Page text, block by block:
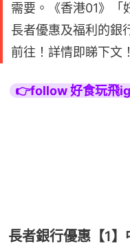
需要。《香港01》「
長者優惠及福利的銀
前往！詳情即睇下文！
👉follow 好食玩飛
長者銀行優惠【1